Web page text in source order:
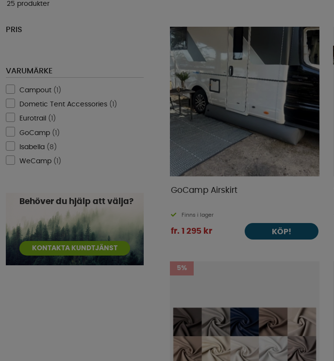
25 produkter
PRIS
VARUMÄRKE
Campout ( )
Dometic Tent Accessories ( )
Eurotrail ( )
GoCamp (1 )
Isabella ( 8 )
WeCamp ( )
Behöver du hjälp att välja?
KONTAKTA KUNDTJÄNST
GoCamp Airskirt
Finns i lager
fr. 1 295 kr KÖP!
5%